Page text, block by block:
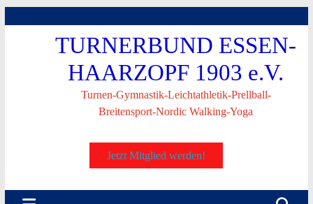
TURNERBUND ESSEN-
HAARZOPF 1903 e.V.
Turnen-Gymnastik-Leichtathletik-Prellball-
Breitensport-Nordic Walking-Yoga
Jetzt Mitglied werden!